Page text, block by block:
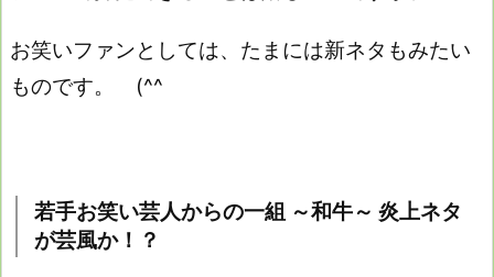
お笑いファンとしては、たまには新ネタもみたい
ものです。 (^^ゞ
若手お笑い芸人からの一組 ～和牛～ 炎上ネタ
が芸風か！？